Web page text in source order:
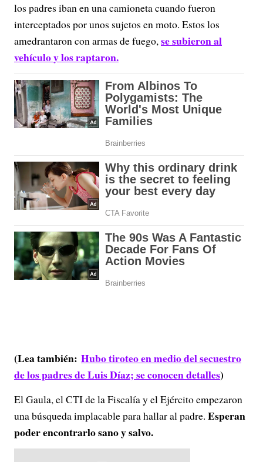
los padres iban en una camioneta cuando fueron
interceptados por unos sujetos en moto. Estos los
amedrantaron con armas de fuego,se subieron al
vehículo y los raptaron.
(Lea también: Hubo tiroteo en medio del secuestro
de los padres de Luis Díaz; se conocen detalles)
El Gaula, el CTI de la Fiscalía y el Ejército empezaron
una búsqueda implacable para hallar al padre. Esperan
poder encontrarlo sano y salvo.